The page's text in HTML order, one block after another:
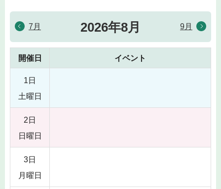
2026年8月
7月 9月
開催日 イベント
1日
土曜日
2日
日曜日
3日
月曜日